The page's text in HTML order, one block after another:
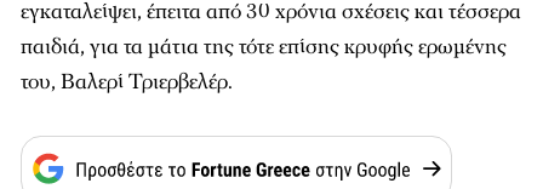
εγκαταλείψει, έπειτα από 30 χρόνια σχέσεις και τέσσερα
παιδιά, για τα μάτια της τότε επίσης κρυφής ερωμένης
του, Βαλερί Τριερβελέρ.